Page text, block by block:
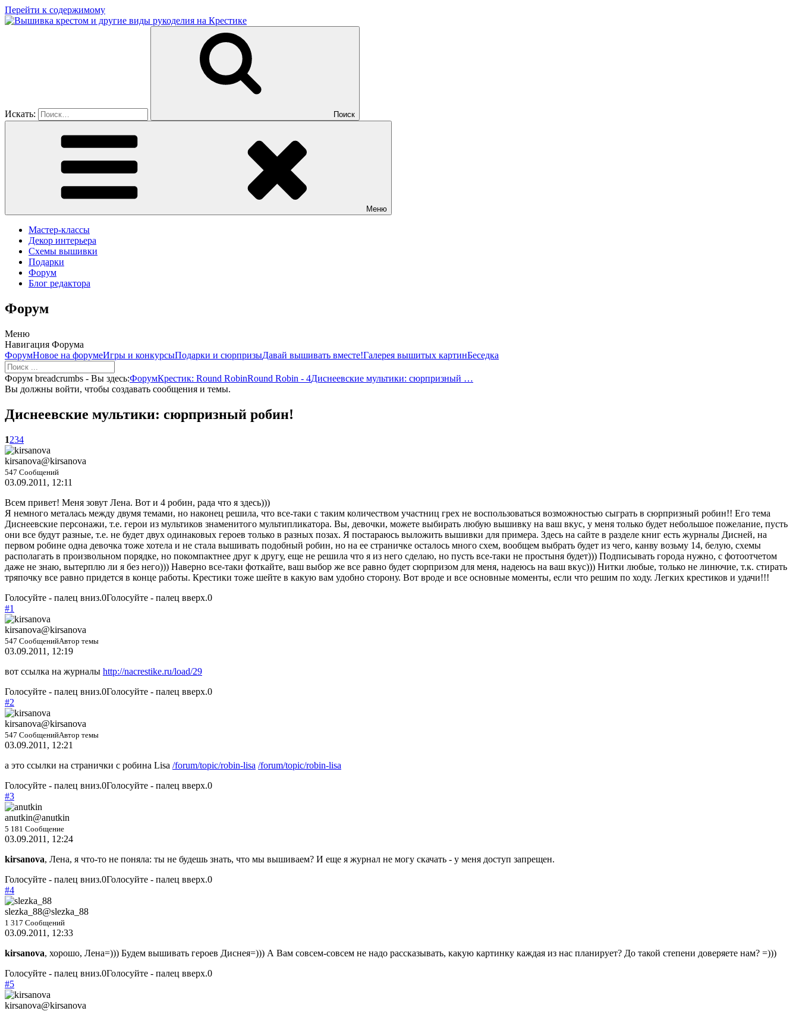
Перейти к содержимому
Искать: Поиск
Меню
Мастер-классы
Декор интерьера
Схемы вышивки
Подарки
Форум
Блог редактора
Форум
Меню
Навигация Форума
ФорумНовое на форумеИгры и конкурсыПодарки и сюрпризыДавай вышивать вместе!Галерея вышитых картинБеседка
Форум breadcrumbs - Вы здесь:ФорумКрестик: Round RobinRound Robin - 4Диснеевские мультики: сюрпризный …
Вы должны войти, чтобы создавать сообщения и темы.
Диснеевские мультики: сюрпризный робин!
1234
kirsanova@kirsanova
547 Сообщений
03.09.2011, 12:11
Всем привет! Меня зовут Лена. Вот и 4 робин, рада что я здесь)))
Я немного металась между двумя темами, но наконец решила, что все-таки с таким количеством участниц грех не воспользоваться возможностью сыграть в сюрпризный робин!! Его тема
Диснеевские персонажи, т.е. герои из мультиков знаменитого мультипликатора. Вы, девочки, можете выбирать любую вышивку на ваш вкус, у меня только будет небольшое пожелание, пусть
они все будут разные, т.е. не будет двух одинаковых героев только в разных позах. Я постараюсь выложить вышивки для примера. Здесь на сайте в разделе книг есть журналы Дисней, на
первом робине одна девочка тоже хотела и не стала вышивать подобный робин, но на ее страничке осталось много схем, вообщем выбрать будет из чего, канву возьму 14, белую, схемы
располагать в произвольном порядке, но покомпактнее друг к другу, еще не решила что я из него сделаю, но пусть все-таки не простыня будет))) Подписывать города нужно, с фотоотчетом
даже не знаю, вытерплю ли я без него))) Наверно все-таки фоткайте, ваш выбор же все равно будет сюрпризом для меня, надеюсь на ваш вкус))) Нитки любые, только не линючие, т.к. стирать
тряпочку все равно придется в конце работы. Крестики тоже шейте в какую вам удобно сторону. Вот вроде и все основные моменты, если что решим по ходу. Легких крестиков и удачи!!!
Голосуйте - палец вниз.0Голосуйте - палец вверх.0
#1
kirsanova@kirsanova
547 СообщенийАвтор темы
03.09.2011, 12:19
вот ссылка на журналы http://nacrestike.ru/load/29
Голосуйте - палец вниз.0Голосуйте - палец вверх.0
#2
kirsanova@kirsanova
547 СообщенийАвтор темы
03.09.2011, 12:21
а это ссылки на странички с робина Lisa /forum/topic/robin-lisa /forum/topic/robin-lisa
Голосуйте - палец вниз.0Голосуйте - палец вверх.0
#3
anutkin@anutkin
5 181 Сообщение
03.09.2011, 12:24
kirsanova, Лена, я что-то не поняла: ты не будешь знать, что мы вышиваем? И еще я журнал не могу скачать - у меня доступ запрещен.
Голосуйте - палец вниз.0Голосуйте - палец вверх.0
#4
slezka_88@slezka_88
1 317 Сообщений
03.09.2011, 12:33
kirsanova, хорошо, Лена=))) Будем вышивать героев Диснея=))) А Вам совсем-совсем не надо рассказывать, какую картинку каждая из нас планирует? До такой степени доверяете нам? =)))
Голосуйте - палец вниз.0Голосуйте - палец вверх.0
#5
kirsanova@kirsanova